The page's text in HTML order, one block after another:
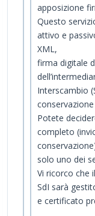
apposizione
Questo
attivo e
XML,
firma digitale
Interscambio
Potete
completo
solo uno dei
Vi ricorco che
SdI sarà
e certificato